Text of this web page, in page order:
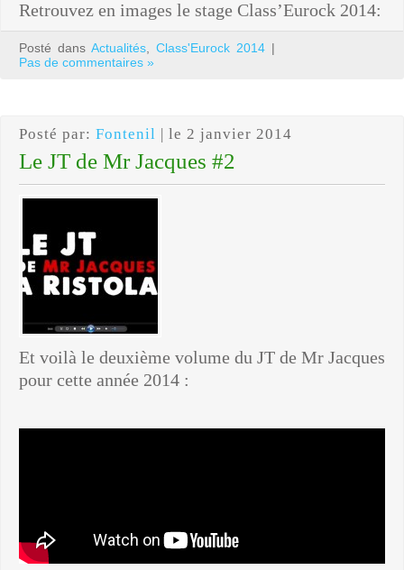
Retrouvez en images le stage Class’Eurock 2014:
Posté dansActualités ,Class'Eurock 2014 |
Pas de commentaires »
Posté par: Fontenil | le 2 janvier 2014
Le JT de Mr Jacques #2
Et voilà le deuxième volume du JT de Mr Jacques
pour cette année 2014 :